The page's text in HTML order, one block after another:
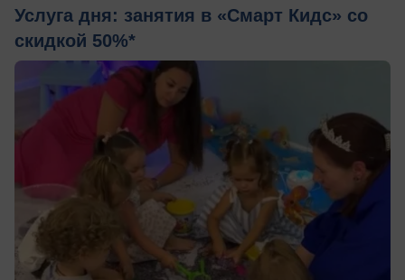
Услуга дня: занятия в «Смарт Кидс» со
скидкой 50%*